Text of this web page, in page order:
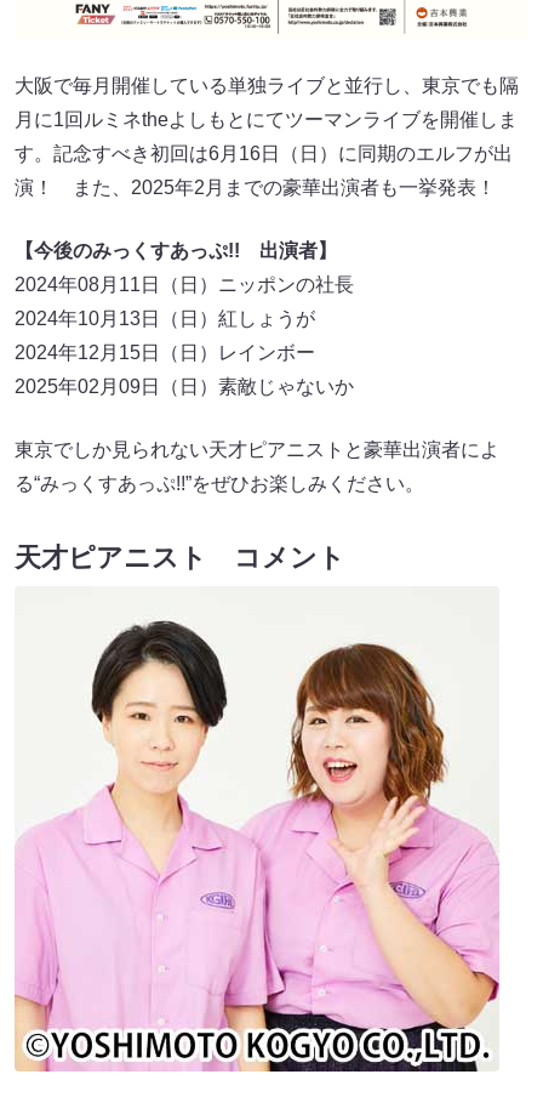
大阪で毎月開催している単独ライブと並行し、東京でも隔
月に1回ルミネtheよしもとにてツーマンライブを開催しま
す。記念すべき初回は6月16日（日）に同期のエルフが出
演！ また、2025年2月までの豪華出演者も一挙発表！
【今後のみっくすあっぷ!! 出演者】
2024年08月11日（日）ニッポンの社長
2024年10月13日（日）紅しょうが
2024年12月15日（日）レインボー
2025年02月09日（日）素敵じゃないか
東京でしか見られない天才ピアニストと豪華出演者によ
る“みっくすあっぷ!!”をぜひお楽しみください。
天才ピアニスト コメント